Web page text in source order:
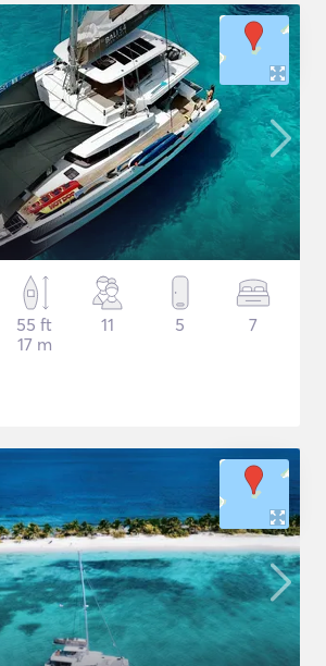
55 ft
17 m
11 5 7